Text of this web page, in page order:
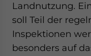
Landnutzung.
soll Teil der
Inspektionen
besonders auf